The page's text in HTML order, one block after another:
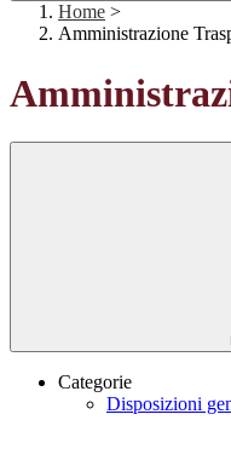
Home >
Amministrazione
Categorie
Disposizioni